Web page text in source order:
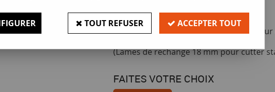
Corps en abs, fonction couteau d'art
(Lames de rechange 18 mm pour cutter
FAITES VOTRE CHOIX
TOUT REFUSER ACCEPTER TOUT